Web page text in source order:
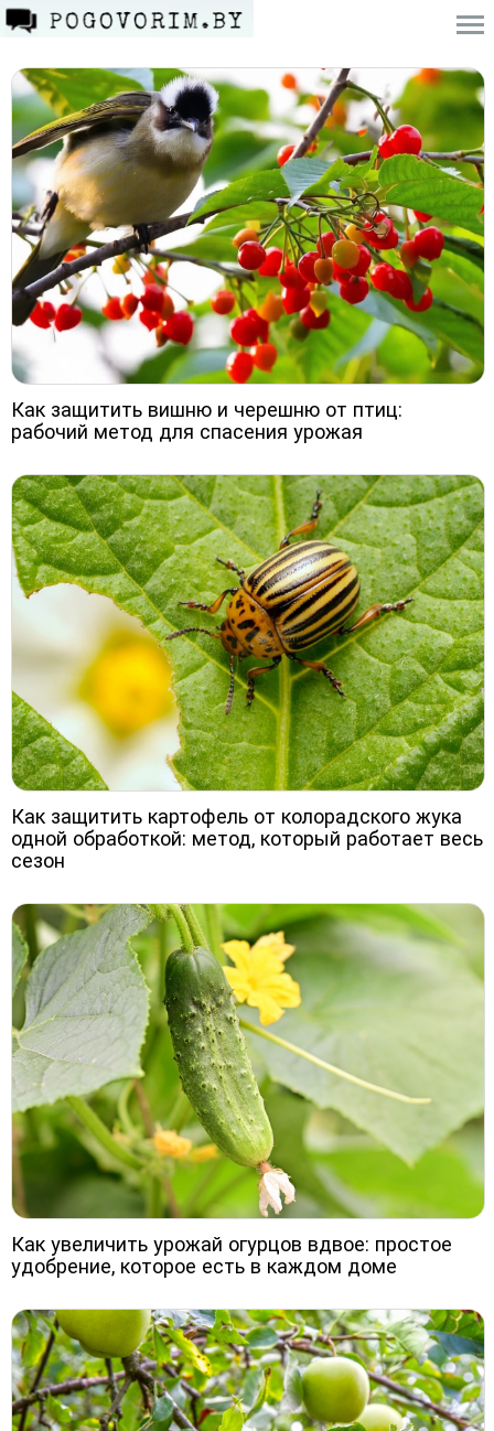
Как защитить вишню и черешню от птиц:
рабочий метод для спасения урожая
Как защитить картофель от колорадского жука
одной обработкой: метод, который работает весь
сезон
Как увеличить урожай огурцов вдвое: простое
удобрение, которое есть в каждом доме